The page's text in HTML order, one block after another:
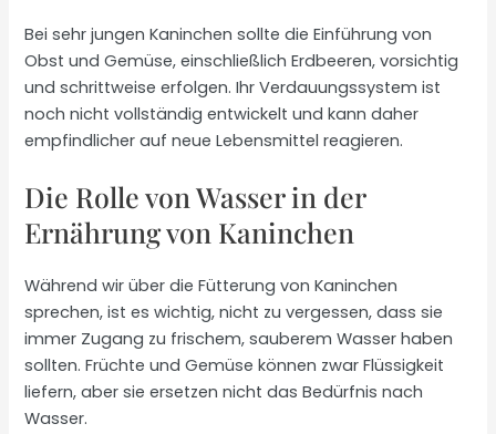
Bei sehr jungen Kaninchen sollte die Einführung von
Obst und Gemüse, einschließlich Erdbeeren, vorsichtig
und schrittweise erfolgen. Ihr Verdauungssystem ist
noch nicht vollständig entwickelt und kann daher
empfindlicher auf neue Lebensmittel reagieren.
Die Rolle von Wasser in der
Ernährung von Kaninchen
Während wir über die Fütterung von Kaninchen
sprechen, ist es wichtig, nicht zu vergessen, dass sie
immer Zugang zu frischem, sauberem Wasser haben
sollten. Früchte und Gemüse können zwar Flüssigkeit
liefern, aber sie ersetzen nicht das Bedürfnis nach
Wasser.